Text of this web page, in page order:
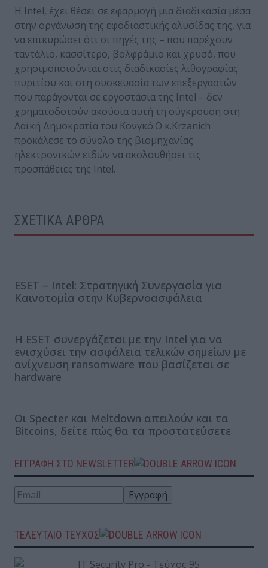
Η Intel, έχει θέσει σε εφαρμογή μια διαδικασία μέσα
στην οργάνωση της εφοδιαστικής αλυσίδας της, για
να επικυρώσει ότι οι πηγές της – που παρέχουν
ταντάλιο, κασσίτερο, βολφράμιο και χρυσό, που
χρησιμοποιούνται στις διαδικασίες λιθογραφίας
πυριτίου και στη συσκευασία των επεξεργαστών
που παράγονται σε εργοστάσια της Intel – δεν
χρηματοδοτούν ακούσια αυτή τη σύγκρουση στη
Λαϊκή Δημοκρατία του Κονγκό.Ο κ.Krzanich
προκάλεσε το σύνολο της βιομηχανίας
ηλεκτρονικών ειδών να ακολουθήσει τις
προσπάθειες της Intel.
ΣΧΕΤΙΚΑ ΑΡΘΡΑ
ESET – Intel: Στρατηγική Συνεργασία για
Καινοτομία στην Κυβερνοασφάλεια
Η ESET συνεργάζεται με την Intel για να
ενισχύσει την ασφάλεια τελικών σημείων με
ανίχνευση ransomware που βασίζεται σε
hardware
Οι Specter και Meltdown απειλούν και τα
Bitcoins, δείτε πώς θα τα προστατεύσετε
ΕΓΓΡΑΦΗ ΣΤΟ NEWSLETTER
ΤΕΛΕΥΤΑΙΟ ΤΕΥΧΟΣ